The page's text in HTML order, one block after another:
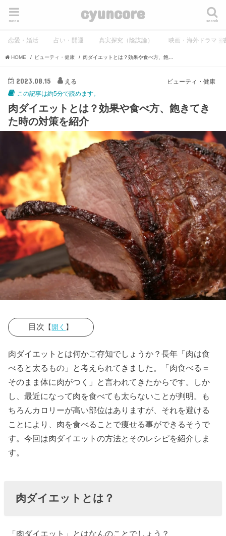
cyuncore search
menu
恋愛・婚活 占い・開運 真実探究（陰謀論） 映画・海外ドラマ・
HOME ビューティ・健康
ビューティ・健康
2023.08.15
える
この記事は約5分で読めます。
肉ダイエットとは？効果や食べ方、飽きてき
た時の対策を紹介
目次 【開く 】
› 肉ダイエット
とは？
› 肉ダイエット
の効果って？
› 肉ダイエット
で選ぶべき肉
の種類はど
のレシピを紹
肉ダイエットとは何かご存知でしょうか？長年「肉は食
べると太るもの」と考えられてきました。「肉食べる＝
そのまま体に肉がつく」と言われてきたからです。しか
し、最近になって肉を食べても太らないことが判明。も
ちろんカロリーが高い部位はありますが、それを避ける
ことにより、肉を食べることで痩せる事ができるそうで
す。今回は肉ダイエットの方法とそのレシピを紹介しま
す。
肉ダイエットとは？
「肉ダイエット」とはなんのことでしょう？